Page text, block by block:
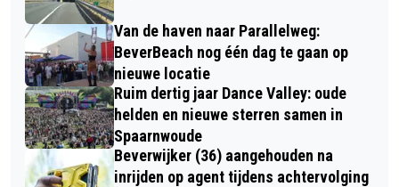
Van de haven naar Parallelweg:
BeverBeach nog één dag te gaan op
nieuwe locatie
Ruim dertig jaar Dance Valley: oude
helden en nieuwe sterren samen in
Spaarnwoude
Beverwijker (36) aangehouden na
inrijden op agent tijdens achtervolging